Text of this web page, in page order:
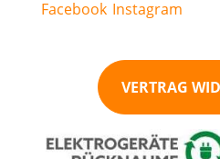
VERTRAG